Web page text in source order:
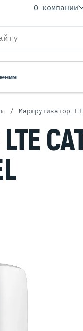
Серверы
(Refurbished)
О компании
/ Маршрутизатор
LTE